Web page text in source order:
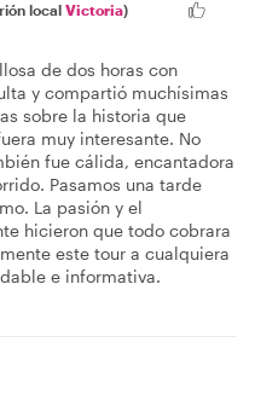
local Victoria)
de dos horas con
y compartió muchísimas
sobre la historia que
muy interesante. No
fue cálida, encantadora
Pasamos una tarde
La pasión y el
hicieron que todo cobrara
este tour a cualquiera
e informativa.